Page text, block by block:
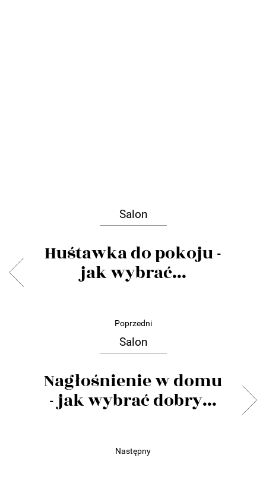
Salon
Huśtawka do pokoju -
jak wybrać...
Poprzedni
Salon
Nagłośnienie w domu
- jak wybrać dobry...
Następny